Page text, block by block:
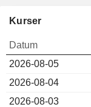
Kurser
Datum
2026-08-05
2026-08-04
2026-08-03